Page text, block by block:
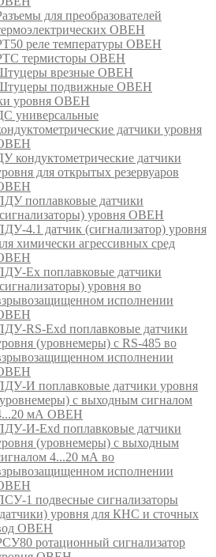
для преобразователей
ОВЕН
реле температуры ОВЕН
термисторы ОВЕН
врезные ОВЕН
подвижные ОВЕН
уровня ОВЕН
универсальные
датчики уровня
кондуктометрические датчики
для открытых резервуаров
поплавковые датчики
уровня ОВЕН
4.1 датчик (сигнализатор) уровня
химически агрессивных сред
Ex поплавковые датчики
уровня во
исполнении
RS-Exd поплавковые датчики
(уровнемеры) с RS-485 во
исполнении
И поплавковые датчики уровня
с выходным сигналом
мА ОВЕН
И-Exd поплавковые датчики
(уровнемеры) с выходным
4...20 мА во
исполнении
1 подвесные сигнализаторы
уровня для КНС и сточных
ОВЕН
ротационный сигнализатор